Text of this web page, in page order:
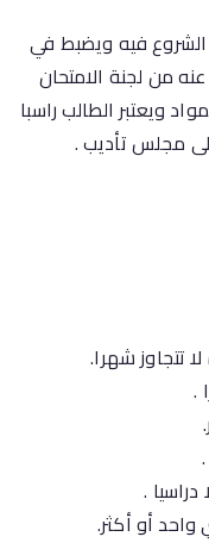
فيه ويضبط في
من لجنة الامتحان
ويعتبر الطالب راسبا
مجلس تأديب .
تتجاوز شهرا.
.
.
أو أكثر.